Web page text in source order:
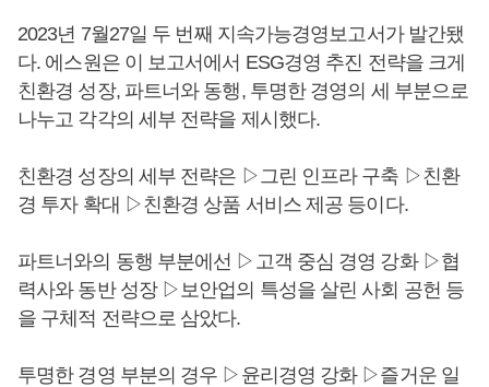
2023년 7월27일 두 번째 지속가능경영보고서가 발간됐
다. 에스원은 이 보고서에서 ESG경영 추진 전략을 크게
친환경 성장, 파트너와 동행, 투명한 경영의 세 부분으로
나누고 각각의 세부 전략을 제시했다.
친환경 성장의 세부 전략은 ▷그린 인프라 구축 ▷친환
경 투자 확대 ▷친환경 상품 서비스 제공 등이다.
파트너와의 동행 부분에선 ▷고객 중심 경영 강화 ▷협
력사와 동반 성장 ▷보안업의 특성을 살린 사회 공헌 등
을 구체적 전략으로 삼았다.
투명한 경영 부분의 경우 ▷윤리경영 강화 ▷즐거운 일